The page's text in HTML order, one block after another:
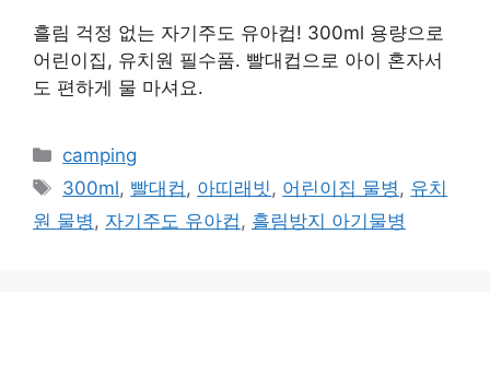
흘림 걱정 없는 자기주도 유아컵! 300ml 용량으로
어린이집, 유치원 필수품. 빨대컵으로 아이 혼자서
도 편하게 물 마셔요.
카
테
리
camping
태
그
300ml, 빨대컵 , 아띠래빗 , 어린이집 물병 , 유치
원 물병 , 자기주도 유아컵 , 흘림방지 아기물병